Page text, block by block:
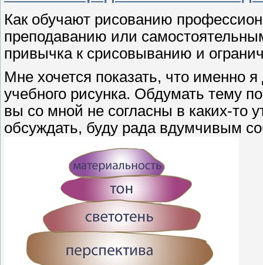
Как обучают рисованию
преподаванию или
привычка к срисовыванию и
Мне хочется показать, что именно
учебного рисунка. Обдумать тему
вы со мной не согласны в каких-то
обсуждать, буду рада вдумчивым